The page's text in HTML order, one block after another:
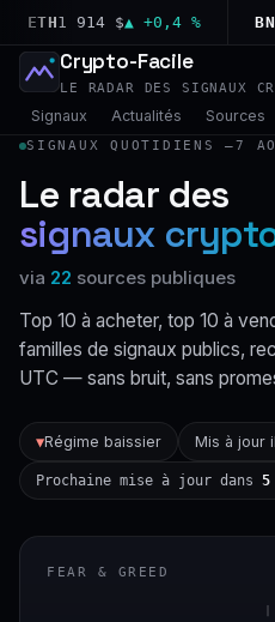
1 914 $▲ +0,4 % BNB
Crypto-Facile
LE RADAR DES SIGNAUX
Signaux Actualités Sources
SIGNAUX QUOTIDIENS —7
Le radar des
signaux
via 22 sources publiques
Top 10 à acheter, top 10 à
familles de signaux publics,
UTC — sans bruit, sans
▼Régime baissier Mis à jour
Prochaine mise à jour dans 5
FEAR & GREED